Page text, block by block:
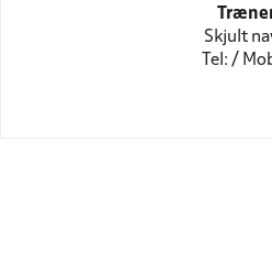
Skjult
Tel: /